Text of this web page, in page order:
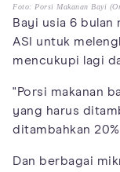
Foto: Porsi Makanan Bayi
Bayi usia 6 bulan
ASI untuk
mencukupi lagi
"Porsi makanan
yang harus
ditambahkan
Dan berbagai